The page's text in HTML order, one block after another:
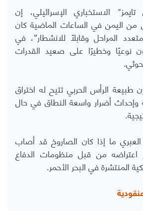
الاستخباري الإسرائيلي، إن
من اليمن في الساعات الماضية كان
المراحل وقابلًا للانشطار”، في
نوعيًا وخطيرًا على صعيد القدرات
الرأس الحربي تتيح له اختراق
وإحداث أضرار واسعة النطاق في حال
ما إذا كان الصاروخ قد أصاب
من قبل منظومات الدفاع
المنتشرة في البحر الأحمر.